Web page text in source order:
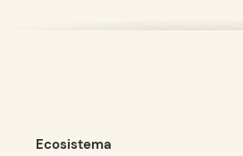
Ecosistema